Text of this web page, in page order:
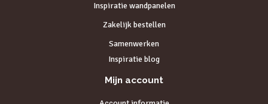
Inspiratie wandpanelen
Zakelijk bestellen
Samenwerken
Inspiratie blog
Mijn account